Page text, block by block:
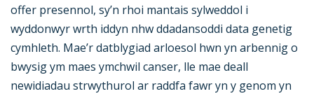
offer presennol, sy’n rhoi mantais sylweddol i
wyddonwyr wrth iddyn nhw ddadansoddi data genetig
cymhleth. Mae’r datblygiad arloesol hwn yn arbennig o
bwysig ym maes ymchwil canser, lle mae deall
newidiadau strwythurol ar raddfa fawr yn y genom yn